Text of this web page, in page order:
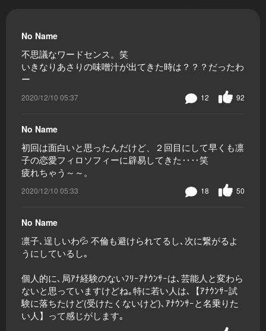
No Name
不思議なワードセンス。笑
いきなりあさりの味噌汁が出てきた時は？？？だったわ
ー
2020/12/10 05:37 92
12
No Name
初回は面白いと思ったんだけど、２回目にして早くも凛
子の恋愛フィロソフィーに辟易してきた‥‥笑
疲れちゃう～～。
2020/12/10 05:33 50
18
No Name
凛子､逞しいわ💦 不倫も避けられてるし､次に繋がるよ
うにしているし｡
個人的に､局ｱﾅ経験のないﾌﾘｰｱﾅｳﾝｻｰは､芸能人と変わら
ないと思っていますけどね｡特に若い人は､【ｱﾅｳﾝｻｰ試
験に落ちたけど(受けたくないけど)､ｱﾅｳﾝｻｰと名乗りた
い人】って感じがします｡